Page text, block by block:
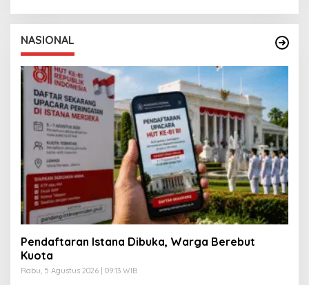
NASIONAL
Pendaftaran Istana Dibuka, Warga Berebut
Kuota
Rabu, 5 Agustus 2026 | 09:13 WIB